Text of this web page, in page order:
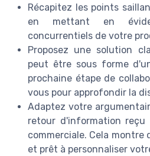
Récapitez les points
en mettant en
concurrentiels de votre
Proposez une solution
peut être sous forme
prochaine étape de
vous pour approfondir la
Adaptez votre
retour d'information reçu
commerciale. Cela montre
et prêt à personnaliser